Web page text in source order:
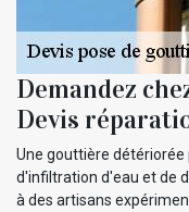
Demandez
Devis
Une gouttière
d'infiltration d'eau et de
à des artisans